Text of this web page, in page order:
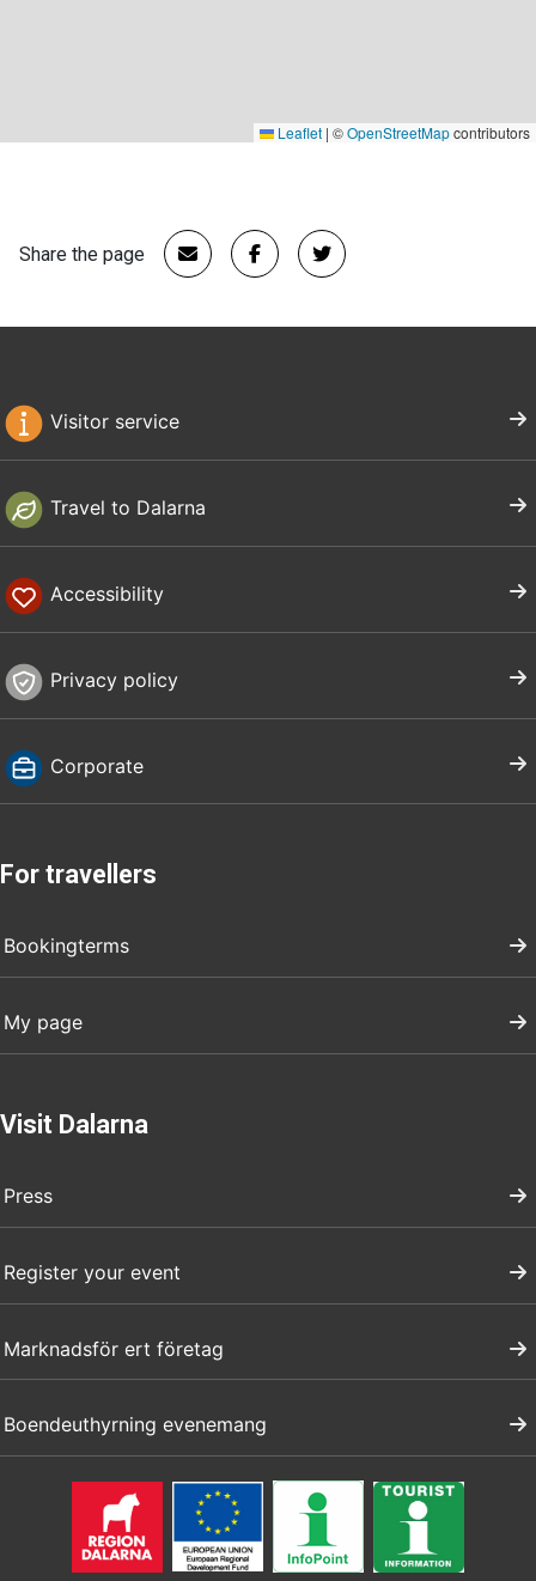
Leaflet | ©OpenStreetMapcontributors
Share the page
Visitor service
Travel to Dalarna
Accessibility
Privacy policy
Corporate
For travellers
Bookingterms
My page
Visit Dalarna
Press
Register your event
Marknadsför ert företag
Boendeuthyrning evenemang